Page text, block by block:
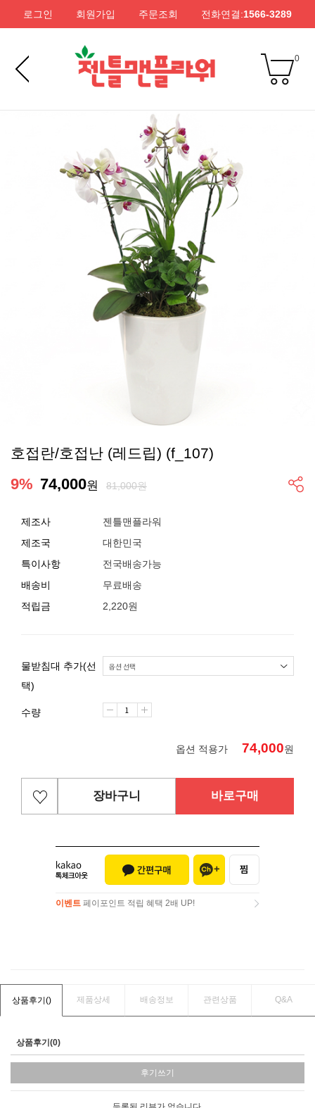
로그인 회원가입 주문조회 전화연결:1566-3289
0
호접란/호접난 (레드립) (f_107)
9% 74,000원 81,000원
제조사
젠틀맨플라워
제조국
대한민국
특이사항
전국배송가능
배송비
무료배송
적립금
2,220원
물받침대 추가(선
택)
수량
옵션 적용가 74,000원
장바구니 바로구매
이벤트 페이포인트 적립 혜택 2배 UP!
상품후기() 제품상세 배송정보 관련상품 Q&A
상품후기(0)
후기쓰기